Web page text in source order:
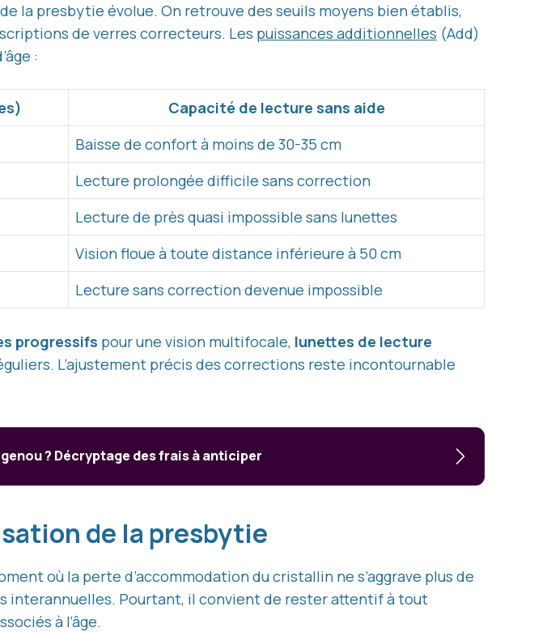
la presbytie évolue. On retrouve des seuils moyens bien établis,
de verres correcteurs. Les puissances additionnelles (Add)
:
Capacité de lecture sans aide
Baisse de confort à moins de 30-35 cm
Lecture prolongée difficile sans correction
Lecture de près quasi impossible sans lunettes
Vision floue à toute distance inférieure à 50 cm
Lecture sans correction devenue impossible
progressifs pour une vision multifocale, lunettes de lecture
L’ajustement précis des corrections reste incontournable
? Décryptage des frais à anticiper
de la presbytie
où la perte d’accommodation du cristallin ne s’aggrave plus de
interannuelles. Pourtant, il convient de rester attentif à tout
à l’âge.